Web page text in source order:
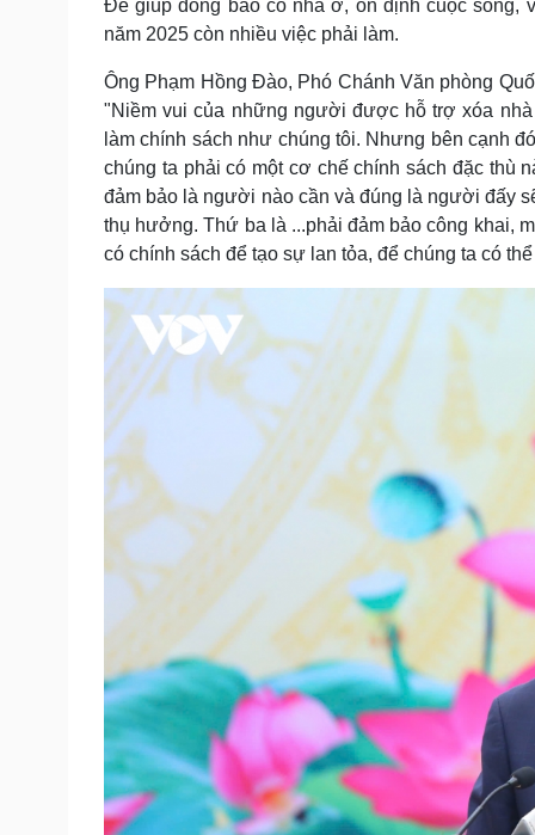
Để giúp đồng bào có nhà ở, ổn định cuộc sống,
năm 2025 còn nhiều việc phải làm.
Ông Phạm Hồng Đào, Phó Chánh Văn phòng
"Niềm vui của những người được hỗ trợ xóa
làm chính sách như chúng tôi. Nhưng bên cạnh
chúng ta phải có một cơ chế chính sách đặc thù
đảm bảo là người nào cần và đúng là người
thụ hưởng. Thứ ba là ...phải đảm bảo công khai,
có chính sách để tạo sự lan tỏa, để chúng ta có